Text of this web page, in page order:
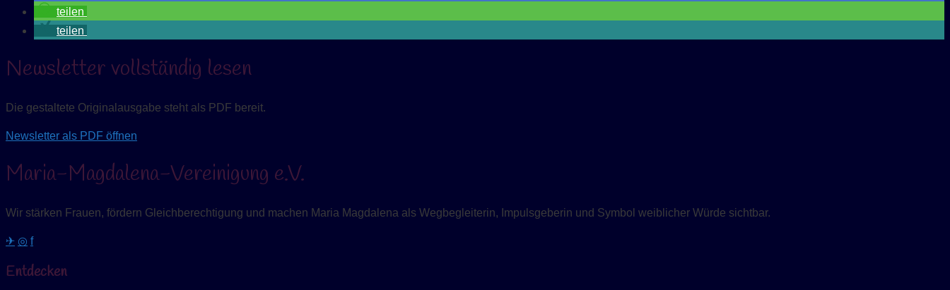
teilen
teilen
Newsletter vollständig lesen
Die gestaltete Originalausgabe steht als PDF bereit.
Newsletter als PDF öffnen
Maria-Magdalena-Vereinigung e.V.
Wir stärken Frauen, fördern Gleichberechtigung und machen Maria Magdalena als Wegbegleiterin, Impulsgeberin und Symbol weiblicher Würde sichtbar.
✈ ◎ f
Entdecken